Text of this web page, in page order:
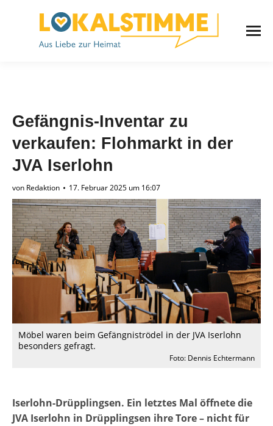
Gefängnis-Inventar zu
verkaufen: Flohmarkt in der
JVA Iserlohn
von Redaktion 17. Februar 2025 um 16:07
Möbel waren beim Gefängniströdel in der JVA Iserlohn
besonders gefragt.
Foto: Dennis Echtermann
Iserlohn-Drüpplingsen. Ein letztes Mal öffnete die
JVA Iserlohn in Drüpplingsen ihre Tore – nicht für